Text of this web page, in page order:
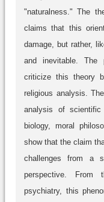
"naturalness." The
claims that this
damage, but rather,
and inevitable. The
criticize this theory
religious analysis.
analysis of
biology, moral
show that the claim
challenges from a
perspective. From
psychiatry, this